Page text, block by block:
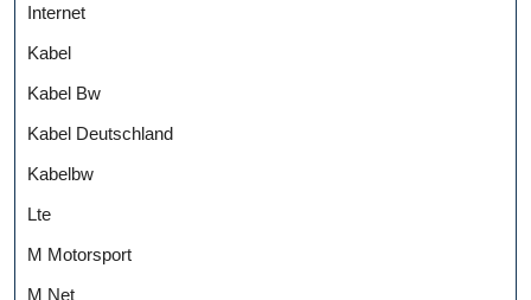
Internet
Kabel
Kabel Bw
Kabel Deutschland
Kabelbw
Lte
M Motorsport
M Net